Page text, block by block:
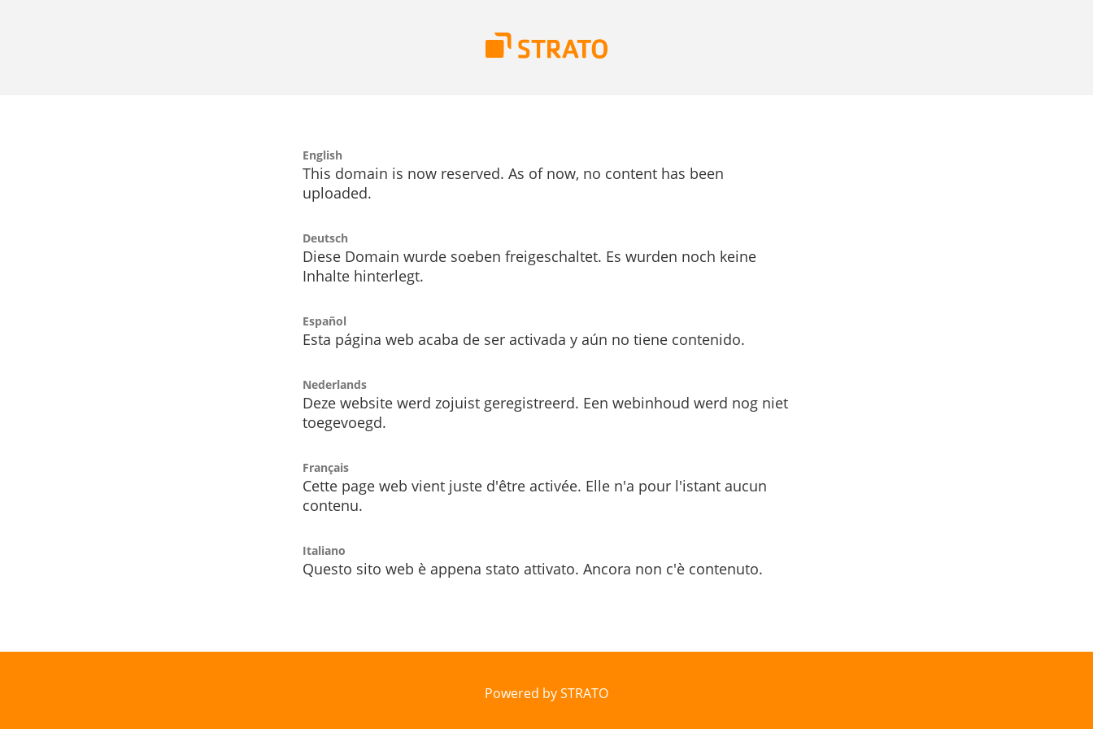
English
This domain is now reserved. As of now, no content has been
uploaded.
Deutsch
Diese Domain wurde soeben freigeschaltet. Es wurden noch keine
Inhalte hinterlegt.
Español
Esta página web acaba de ser activada y aún no tiene contenido.
Nederlands
Deze website werd zojuist geregistreerd. Een webinhoud werd nog niet
toegevoegd.
Français
Cette page web vient juste d'être activée. Elle n'a pour l'istant aucun
contenu.
Italiano
Questo sito web è appena stato attivato. Ancora non c'è contenuto.
Powered by STRATO